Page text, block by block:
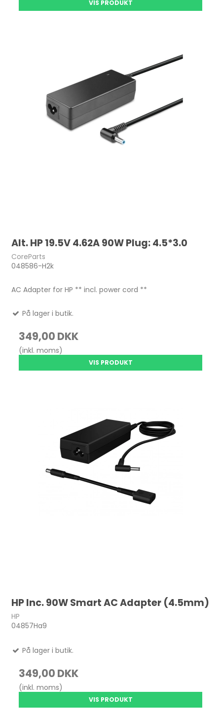
VIS PRODUKT
Alt. HP 19.5V 4.62A 90W Plug: 4.5*3.0
CoreParts
048586-H2k
AC Adapter for HP ** incl. power cord **
På lager i butik.
349,00 DKK
(inkl. moms)
VIS PRODUKT
HP Inc. 90W Smart AC Adapter (4.5mm)
HP
04857Ha9
På lager i butik.
349,00 DKK
(inkl. moms)
VIS PRODUKT